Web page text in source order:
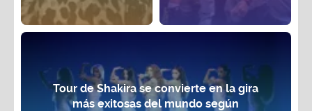
Tour de Shakira se convierte en la gira
más exitosas del mundo según